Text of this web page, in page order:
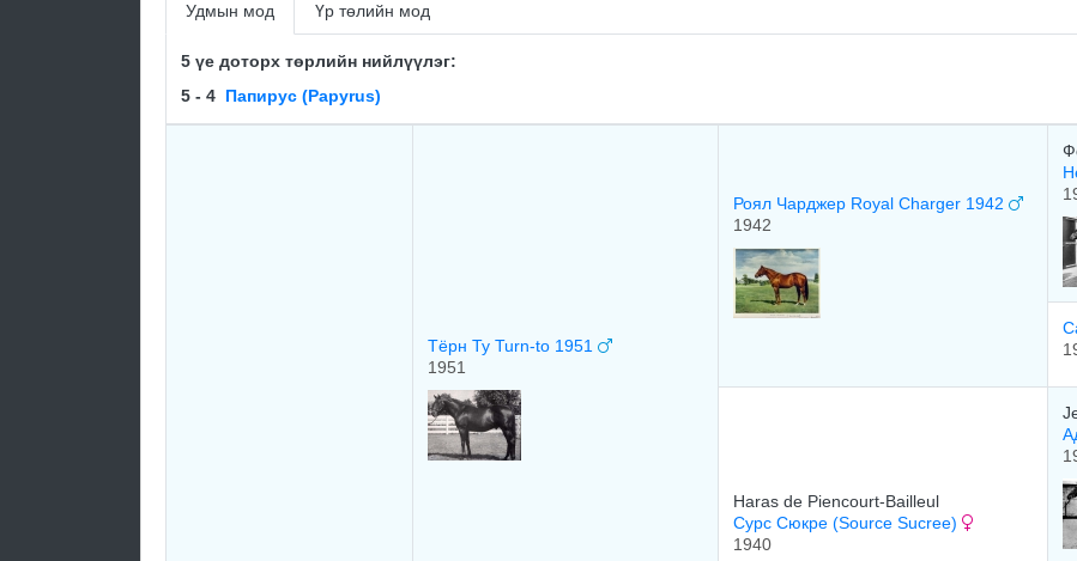
Удмын мод Үр төлийн мод
5 үе доторх төрлийн нийлүүлэг:
5 - 4 Папирус (Papyrus)
Тёрн Ту Turn-to 1951
1951
Роял Чарджер Royal Charger 1942
1942
Haras de Piencourt-Bailleul
Сурс Сюкре (Source Sucree)
1940